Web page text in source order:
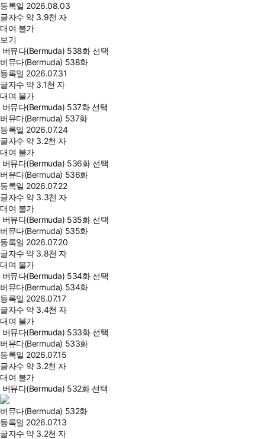
등록일 2026.08.03
글자수 약 3.9천 자
대여 불가
보기
버뮤다(Bermuda) 538화 선택
버뮤다(Bermuda) 538화
등록일 2026.07.31
글자수 약 3.1천 자
대여 불가
버뮤다(Bermuda) 537화 선택
버뮤다(Bermuda) 537화
등록일 2026.07.24
글자수 약 3.2천 자
대여 불가
버뮤다(Bermuda) 536화 선택
버뮤다(Bermuda) 536화
등록일 2026.07.22
글자수 약 3.3천 자
대여 불가
버뮤다(Bermuda) 535화 선택
버뮤다(Bermuda) 535화
등록일 2026.07.20
글자수 약 3.8천 자
대여 불가
버뮤다(Bermuda) 534화 선택
버뮤다(Bermuda) 534화
등록일 2026.07.17
글자수 약 3.4천 자
대여 불가
버뮤다(Bermuda) 533화 선택
버뮤다(Bermuda) 533화
등록일 2026.07.15
글자수 약 3.2천 자
대여 불가
버뮤다(Bermuda) 532화 선택
버뮤다(Bermuda) 532화
등록일 2026.07.13
글자수 약 3.2천 자